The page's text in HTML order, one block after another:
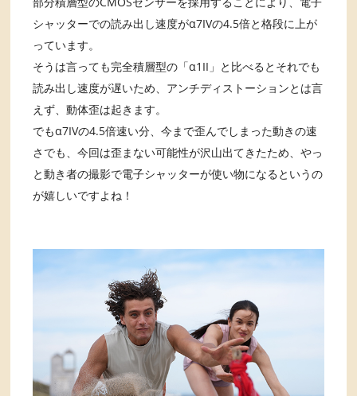
シャッターでの読み出し速度がα7IVの4.5倍と格段に上が
っています。
そうは言っても完全積層型の「α1II」と比べるとそれでも
読み出し速度が遅いため、アンチディストーションとは言
えず、動体歪は起きます。
でもα7IVの4.5倍速い分、今まで歪んでしまった動きの速
さでも、今回は歪まない可能性が沢山出てきたため、やっ
と動き者の撮影で電子シャッターが使い物になるというの
が嬉しいですよね！